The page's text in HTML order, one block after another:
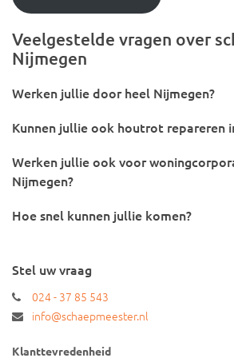
Veelgestelde vragen over
Nijmegen
Werken jullie door heel Nijmegen?
Kunnen jullie ook houtrot repareren
Werken jullie ook voor
Nijmegen?
Hoe snel kunnen jullie komen?
Stel uw vraag
024 - 37 85 543
info@schaepmeester.nl
Klanttevredenheid